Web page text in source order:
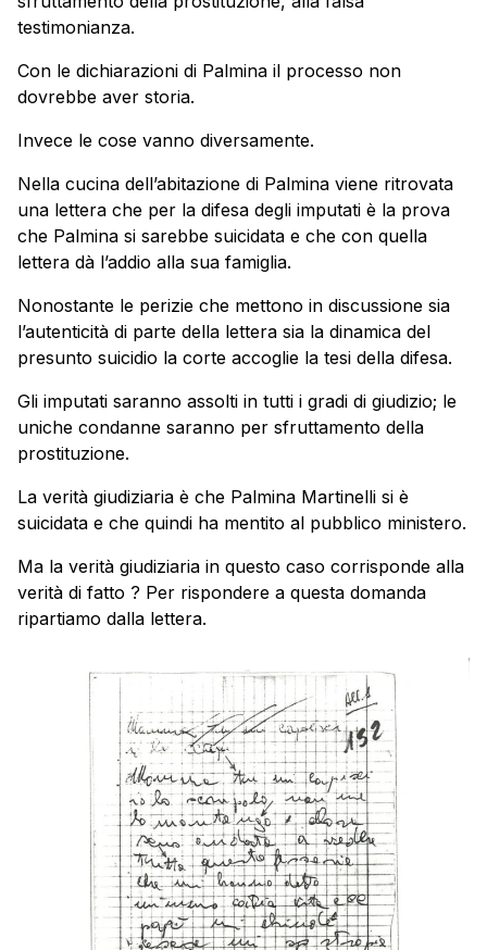
testimonianza.
Con le dichiarazioni di Palmina il processo non
dovrebbe aver storia.
Invece le cose vanno diversamente.
Nella cucina dell’abitazione di Palmina viene ritrovata
una lettera che per la difesa degli imputati è la prova
che Palmina si sarebbe suicidata e che con quella
lettera dà l’addio alla sua famiglia.
Nonostante le perizie che mettono in discussione sia
l’autenticità di parte della lettera sia la dinamica del
presunto suicidio la corte accoglie la tesi della difesa.
Gli imputati saranno assolti in tutti i gradi di giudizio; le
uniche condanne saranno per sfruttamento della
prostituzione.
La verità giudiziaria è che Palmina Martinelli si è
suicidata e che quindi ha mentito al pubblico ministero.
Ma la verità giudiziaria in questo caso corrisponde alla
verità di fatto ? Per rispondere a questa domanda
ripartiamo dalla lettera.